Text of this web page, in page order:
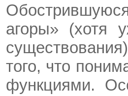
агоры» (хотя
того, что
функциями.